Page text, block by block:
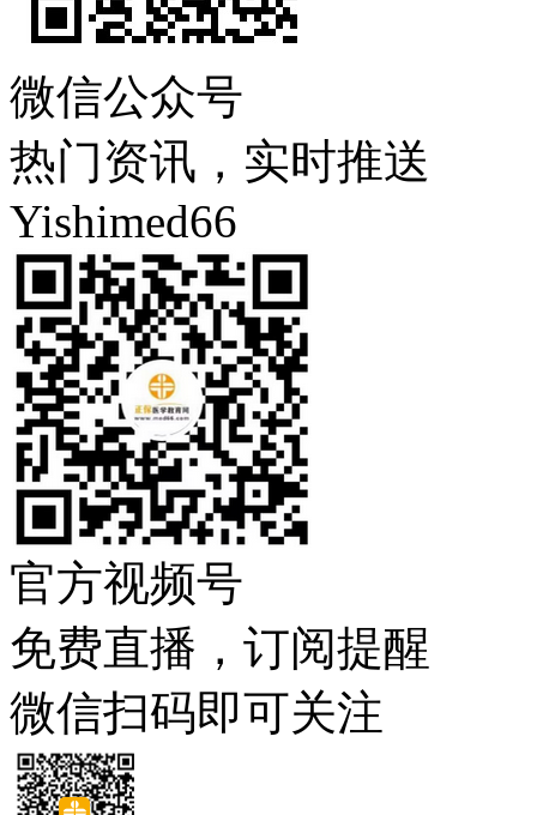
微信公众号
热门资讯，实时推送
Yishimed66
官方视频号
免费直播，订阅提醒
微信扫码即可关注